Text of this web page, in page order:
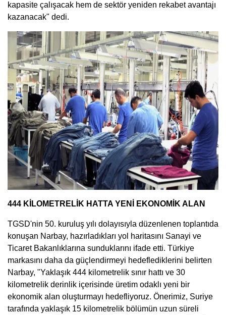
kapasite çalışacak hem de sektör yeniden rekabet avantajı
kazanacak" dedi.
444 KİLOMETRELİK HATTA YENİ EKONOMİK ALAN
TGSD'nin 50. kuruluş yılı dolayısıyla düzenlenen toplantıda
konuşan Narbay, hazırladıkları yol haritasını Sanayi ve
Ticaret Bakanlıklarına sunduklarını ifade etti. Türkiye
markasını daha da güçlendirmeyi hedeflediklerini belirten
Narbay, "Yaklaşık 444 kilometrelik sınır hattı ve 30
kilometrelik derinlik içerisinde üretim odaklı yeni bir
ekonomik alan oluşturmayı hedefliyoruz. Önerimiz, Suriye
tarafında yaklaşık 15 kilometrelik bölümün uzun süreli